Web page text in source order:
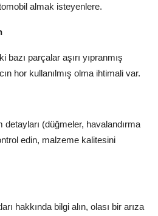
almak isteyenlere.
bazı parçalar aşırı yıpranmış
hor kullanılmış olma ihtimali var.
(düğmeler, havalandırma
edin, malzeme kalitesini
hakkında bilgi alın, olası bir arıza